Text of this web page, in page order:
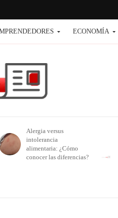
ECONOMÍA
Alergia versus
intolerancia
alimentaria: ¿Cómo
conocer las diferencias?